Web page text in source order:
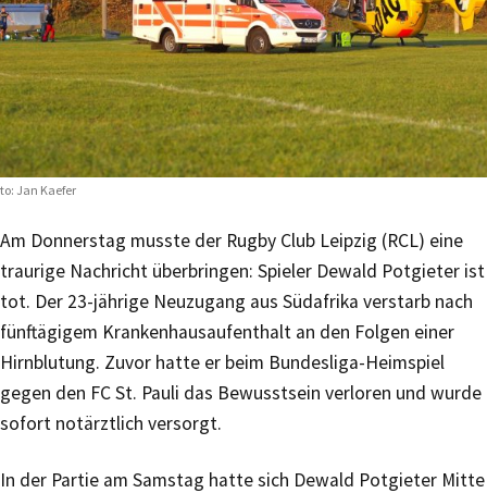
Jan Kaefer
Am Donnerstag musste der Rugby Club Leipzig (RCL) eine
traurige Nachricht überbringen: Spieler Dewald Potgieter ist
tot. Der 23-jährige Neuzugang aus Südafrika verstarb nach
fünftägigem Krankenhausaufenthalt an den Folgen einer
Hirnblutung. Zuvor hatte er beim Bundesliga-Heimspiel
gegen den FC St. Pauli das Bewusstsein verloren und wurde
sofort notärztlich versorgt.
In der Partie am Samstag hatte sich Dewald Potgieter Mitte